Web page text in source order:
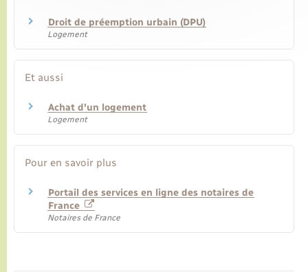
Droit de préemption urbain (DPU)
Logement
Et aussi
Achat d'un logement
Logement
Pour en savoir plus
Portail des services en ligne des notaires de
France
Notaires de France